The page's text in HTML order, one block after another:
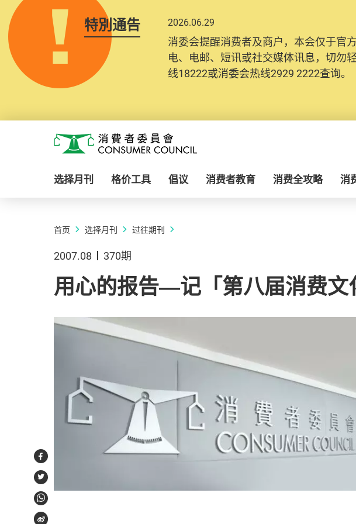
特別通告 2026.06.29
消委会提醒消费者及商户，本会仅于官
电、电邮、短讯或社交媒体讯息，切勿
线18222或消委会热线2929 2222查询。
消费者委员会
选择月刊 格价工具 倡议 消费者教育 消费全攻略 消
首页 选择月刊 过往期刊
2007.08 370期
用心的报告―记「第八届消费文
Facebook
Twitter
WhatsApp